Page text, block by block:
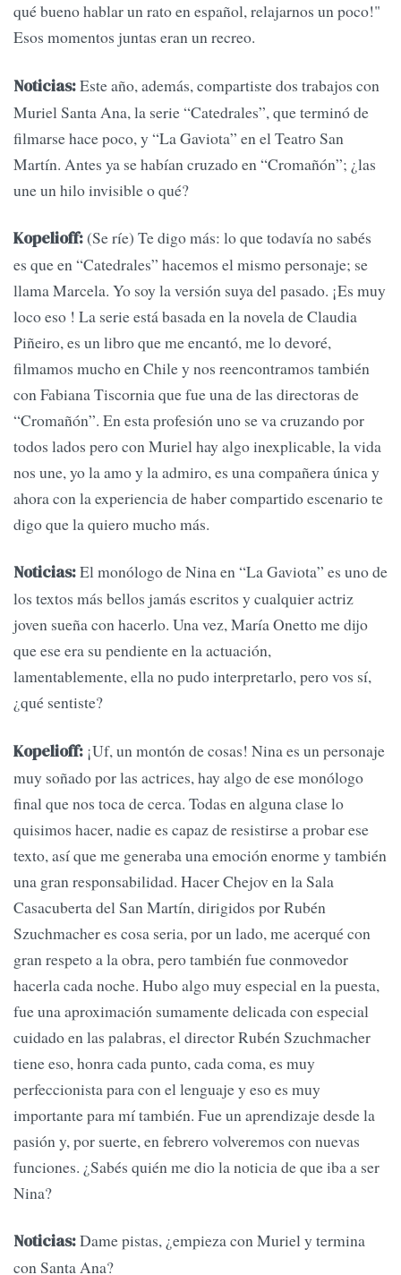
qué bueno hablar un rato en español, relajarnos un poco!"
Esos momentos juntas eran un recreo.
Noticias:Este año, además, compartiste dos trabajos con
Muriel Santa Ana, la serie “Catedrales”, que terminó de
filmarse hace poco, y “La Gaviota” en el Teatro San
Martín. Antes ya se habían cruzado en “Cromañón”; ¿las
une un hilo invisible o qué?
Kopelioff:(Se ríe) Te digo más: lo que todavía no sabés
es que en “Catedrales” hacemos el mismo personaje; se
llama Marcela. Yo soy la versión suya del pasado. ¡Es muy
loco eso ! La serie está basada en la novela de Claudia
Piñeiro, es un libro que me encantó, me lo devoré,
filmamos mucho en Chile y nos reencontramos también
con Fabiana Tiscornia que fue una de las directoras de
“Cromañón”. En esta profesión uno se va cruzando por
todos lados pero con Muriel hay algo inexplicable, la vida
nos une, yo la amo y la admiro, es una compañera única y
ahora con la experiencia de haber compartido escenario te
digo que la quiero mucho más.
Noticias:El monólogo de Nina en “La Gaviota” es uno de
los textos más bellos jamás escritos y cualquier actriz
joven sueña con hacerlo. Una vez, María Onetto me dijo
que ese era su pendiente en la actuación,
lamentablemente, ella no pudo interpretarlo, pero vos sí,
¿qué sentiste?
Kopelioff: ¡Uf, un montón de cosas! Nina es un personaje
muy soñado por las actrices, hay algo de ese monólogo
final que nos toca de cerca. Todas en alguna clase lo
quisimos hacer, nadie es capaz de resistirse a probar ese
texto, así que me generaba una emoción enorme y también
una gran responsabilidad. Hacer Chejov en la Sala
Casacuberta del San Martín, dirigidos por Rubén
Szuchmacher es cosa seria, por un lado, me acerqué con
gran respeto a la obra, pero también fue conmovedor
hacerla cada noche. Hubo algo muy especial en la puesta,
fue una aproximación sumamente delicada con especial
cuidado en las palabras, el director Rubén Szuchmacher
tiene eso, honra cada punto, cada coma, es muy
perfeccionista para con el lenguaje y eso es muy
importante para mí también. Fue un aprendizaje desde la
pasión y, por suerte, en febrero volveremos con nuevas
funciones. ¿Sabés quién me dio la noticia de que iba a ser
Nina?
Noticias:Dame pistas, ¿empieza con Muriel y termina
con Santa Ana?